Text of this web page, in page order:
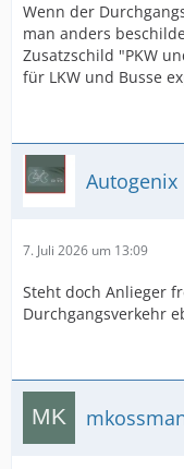
Wenn der
man anders
Zusatzschild "PKW
für LKW und Busse
Autogenix
7. Juli 2026 um 13:09
Steht doch Anlieger
Durchgangsverkehr